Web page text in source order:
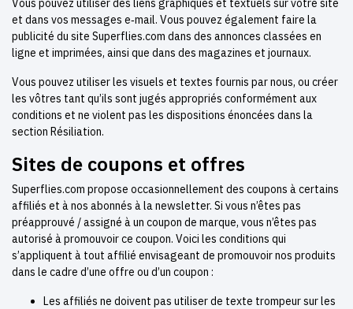
Vous pouvez utiliser des liens graphiques et textuels sur votre site
et dans vos messages e‑mail. Vous pouvez également faire la
publicité du site Superflies.com dans des annonces classées en
ligne et imprimées, ainsi que dans des magazines et journaux.
Vous pouvez utiliser les visuels et textes fournis par nous, ou créer
les vôtres tant qu’ils sont jugés appropriés conformément aux
conditions et ne violent pas les dispositions énoncées dans la
section Résiliation.
Sites de coupons et offres
Superflies.com propose occasionnellement des coupons à certains
affiliés et à nos abonnés à la newsletter. Si vous n’êtes pas
préapprouvé / assigné à un coupon de marque, vous n’êtes pas
autorisé à promouvoir ce coupon. Voici les conditions qui
s’appliquent à tout affilié envisageant de promouvoir nos produits
dans le cadre d’une offre ou d’un coupon :
Les affiliés ne doivent pas utiliser de texte trompeur sur les